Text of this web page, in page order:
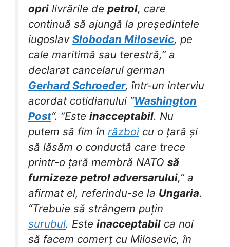
opri livrările de petrol, care
continuă să ajungă la președintele
iugoslav Slobodan Milosevic, pe
cale maritimă sau terestră,” a
declarat cancelarul german
Gerhard Schroeder, într-un interviu
acordat cotidianului “Washington
Post“. “Este inacceptabil. Nu
putem să fim în război cu o țară și
să lăsăm o conductă care trece
printr-o țară membră NATO să
furnizeze petrol adversarului,” a
afirmat el, referindu-se la Ungaria.
“Trebuie să strângem puțin
surubul. Este inacceptabil ca noi
să facem comerț cu Milosevic, în